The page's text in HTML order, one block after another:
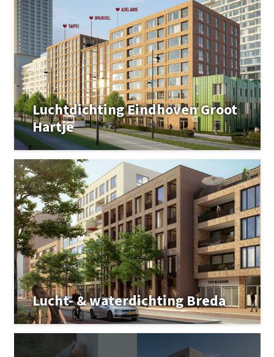
Luchtdichting Eindhoven Groot
Hartje
Lucht- & waterdichting Breda